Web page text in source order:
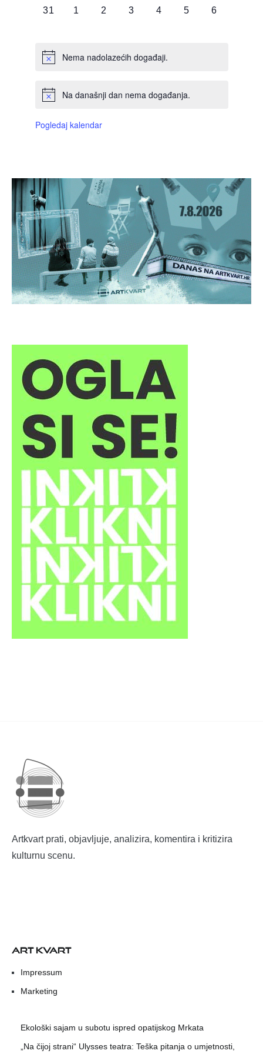
0
31
0
1
0
2
0
3
0
4
0
5
0
6
Nema nadolazećih događaji.
Na današnji dan nema događanja.
Pogledaj kalendar
Artkvart prati, objavljuje, analizira, komentira i kritizira
kulturnu scenu.
ART KVART
Impressum
Marketing
Ekološki sajam u subotu ispred opatijskog Mrkata
„Na čijoj strani“ Ulysses teatra: Teška pitanja o umjetnosti,